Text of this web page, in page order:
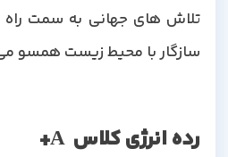
تلاش های جهانی به سمت راه
سازگار با محیط زیست همسو می
رده انرژی کلاس A+